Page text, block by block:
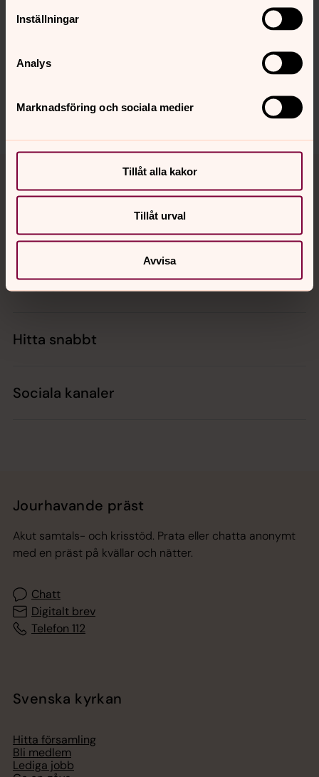
Inställningar
Analys
Marknadsföring och sociala medier
Tillåt alla kakor
Tillåt urval
Avvisa
innehåll?
Dela
Kontakt
Kalender
Hitta snabbt
Sociala kanaler
Jourhavande präst
Akut samtals- och krisstöd. Prata eller chatta anonymt
med en präst på kvällar och nätter.
Chatt
Digitalt brev
Telefon 112
Svenska kyrkan
Hitta församling
Bli medlem
Lediga jobb